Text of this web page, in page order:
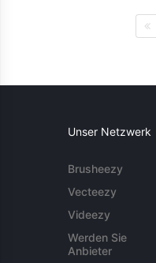
Unser Netzwerk
Brusheezy
Vecteezy
Videezy
Werden Sie
Anbieter